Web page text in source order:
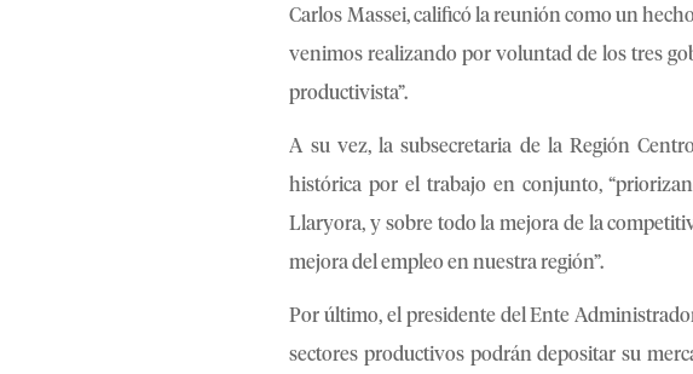
Carlos Massei, calificó la reunión como un
venimos realizando por voluntad de los tres
productivista”.
A su vez, la subsecretaria de la Región
histórica por el trabajo en conjunto,
Llaryora, y sobre todo la mejora de la
mejora del empleo en nuestra región”.
Por último, el presidente del Ente
sectores productivos podrán depositar su